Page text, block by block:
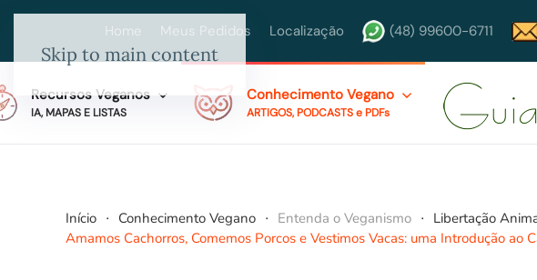
Skip to main content
Home Meus Pedidos Localização (48) 99600-6711
Recursos Veganos
IA, MAPAS E LISTAS
Conhecimento Vegano
ARTIGOS, PODCASTS e PDFs
Início Conhecimento Vegano Entenda o Veganismo Libertação
Amamos Cachorros, Comemos Porcos e Vestimos Vacas: uma Introdução ao